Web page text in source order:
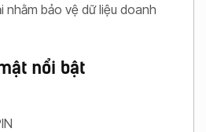
nhằm bảo vệ dữ liệu doanh
nổi bật